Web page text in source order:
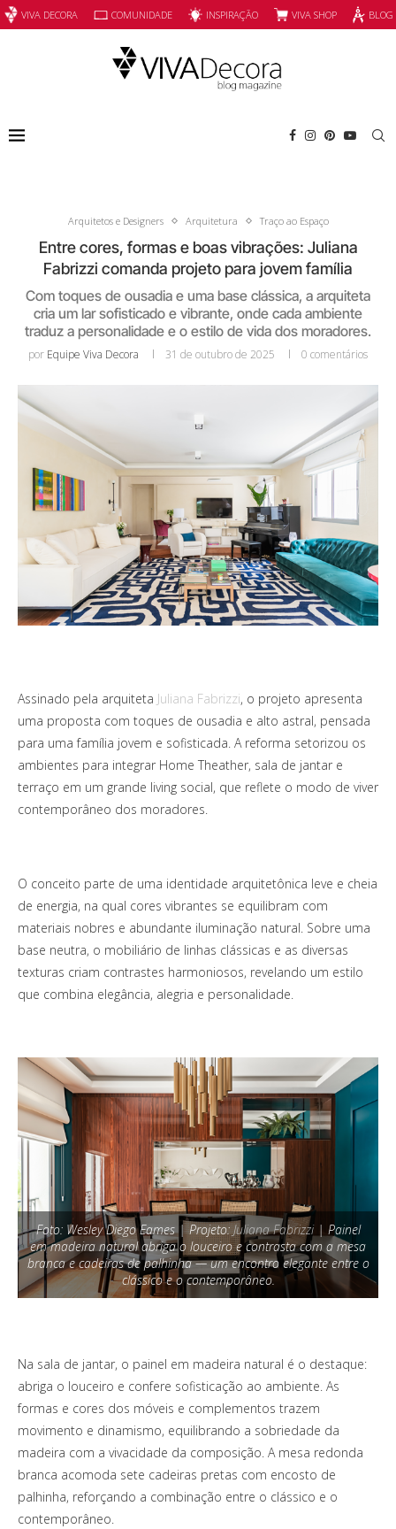
VIVA DECORA COMUNIDADE INSPIRAÇÃO VIVA SHOP
Arquitetos e Designers Arquitetura Traço ao Espaço
Entre cores, formas e boas vibrações: Juliana
Fabrizzi comanda projeto para jovem família
Com toques de ousadia e uma base clássica, a arquiteta
cria um lar sofisticado e vibrante, onde cada ambiente
traduz a personalidade e o estilo de vida dos moradores.
por Equipe Viva Decora 31 de outubro de 2025 0 comentários
Assinado pela arquiteta Juliana Fabrizzi, o projeto apresenta
uma proposta com toques de ousadia e alto astral, pensada
para uma família jovem e sofisticada. A reforma setorizou os
ambientes para integrar Home Theather, sala de jantar e
terraço em um grande living social, que reflete o modo de viver
contemporâneo dos moradores.
O conceito parte de uma identidade arquitetônica leve e cheia
de energia, na qual cores vibrantes se equilibram com
materiais nobres e abundante iluminação natural. Sobre uma
base neutra, o mobiliário de linhas clássicas e as diversas
texturas criam contrastes harmoniosos, revelando um estilo
que combina elegância, alegria e personalidade.
Foto: Wesley Diego Eames | Projeto: Juliana Fabrizzi| Painel
em madeira natural abriga o louceiro e contrasta com a mesa
branca e cadeiras de palhinha — um encontro elegante entre o
clássico e o contemporâneo.
Na sala de jantar, o painel em madeira natural é o destaque:
abriga o louceiro e confere sofisticação ao ambiente. As
formas e cores dos móveis e complementos trazem
movimento e dinamismo, equilibrando a sobriedade da
madeira com a vivacidade da composição. A mesa redonda
branca acomoda sete cadeiras pretas com encosto de
palhinha, reforçando a combinação entre o clássico e o
contemporâneo.